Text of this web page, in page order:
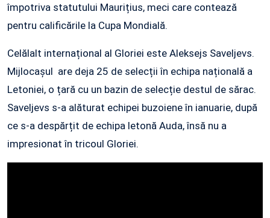
împotriva statutului Maurițius, meci care contează
pentru calificările la Cupa Mondială.
Celălalt internațional al Gloriei este Aleksejs Saveljevs.
Mijlocașul are deja 25 de selecții în echipa națională a
Letoniei, o țară cu un bazin de selecție destul de sărac.
Saveljevs s-a alăturat echipei buzoiene în ianuarie, după
ce s-a despărțit de echipa letonă Auda, însă nu a
impresionat în tricoul Gloriei.